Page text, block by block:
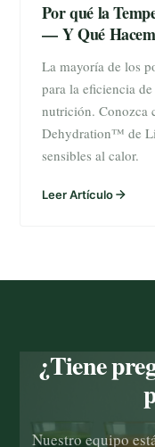
Por qué la
— Y Qué
La mayoría de los
para la eficiencia
nutrición. Conozca
Dehydration™ de
sensibles al calor.
Leer Artículo
¿Tiene
Nuestro equipo